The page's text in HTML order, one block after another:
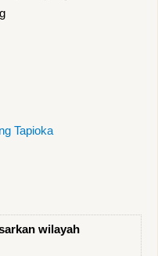
Tapioka
wilayah